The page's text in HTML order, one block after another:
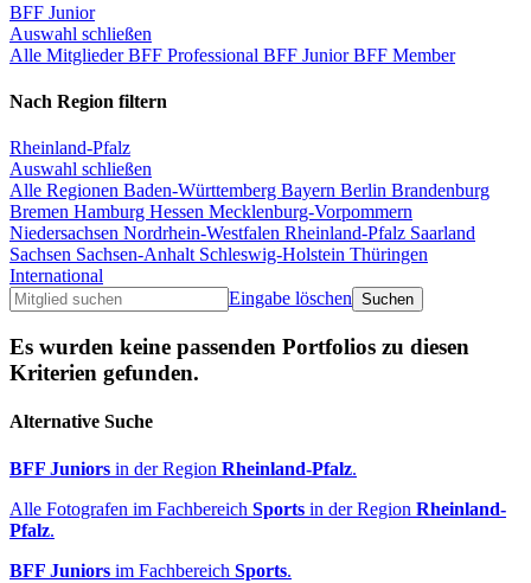
BFF Junior
Auswahl schließen
Alle MitgliederBFF Professional BFF JuniorBFF Member
Nach Region filtern
Rheinland-Pfalz
Auswahl schließen
Alle Regionen Baden-Württemberg Bayern Berlin Brandenburg
Bremen Hamburg Hessen Mecklenburg-Vorpommern
Niedersachsen Nordrhein-Westfalen Rheinland-Pfalz Saarland
Sachsen Sachsen-Anhalt Schleswig-Holstein Thüringen
International
Eingabe löschen
Es wurden keine passenden Portfolios zu diesen
Kriterien gefunden.
Alternative Suche
BFF Juniors in der Region Rheinland-Pfalz.
Alle Fotografen im Fachbereich Sports in der Region Rheinland-
Pfalz.
BFF Juniors im Fachbereich Sports.